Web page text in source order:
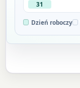
31
Dzień roboczy